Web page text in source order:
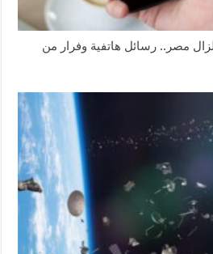
مصر.. رسائل هاتفية وفرار من